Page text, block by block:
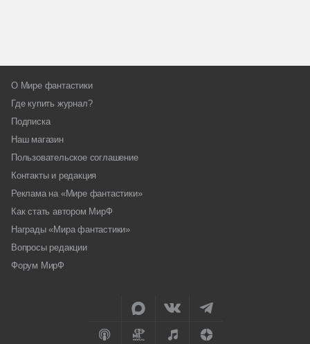
О Мире фантастики
Где купить журнал?
Подписка
Наш магазин
Пользовательское соглашение
Контакты и редакция
Реклама на «Мире фантастики»
Как стать автором МирФ
Награды «Мира фантастики»
Вопросы редакции
Форум МирФ